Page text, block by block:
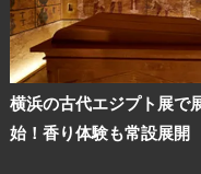
横浜の古代エジプト展で
始！香り体験も常設展開